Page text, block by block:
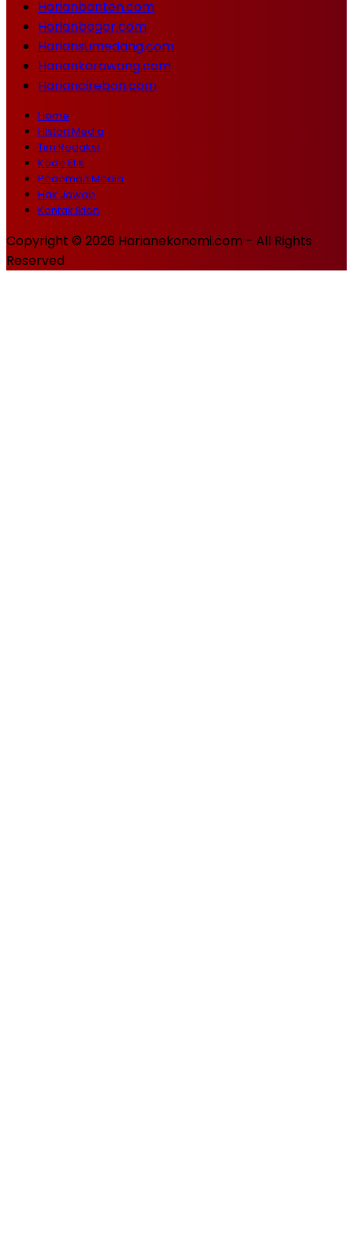
Harianbanten.com
Harianbogor.com
Hariansumedang.com
Hariankarawang.com
Hariancirebon.com
Home
Histori Media
Tim Redaksi
Kode Etik
Pedoman Media
Hak Jawab
Kontak Iklan
Copyright © 2026 Harianekonomi.com - All Rights
Reserved